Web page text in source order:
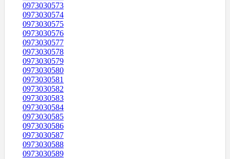
0973030573
0973030574
0973030575
0973030576
0973030577
0973030578
0973030579
0973030580
0973030581
0973030582
0973030583
0973030584
0973030585
0973030586
0973030587
0973030588
0973030589